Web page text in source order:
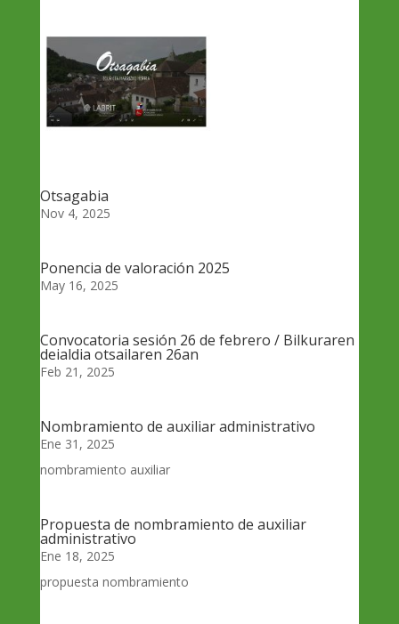
Otsagabia
Nov 4, 2025
Ponencia de valoración 2025
May 16, 2025
Convocatoria sesión 26 de febrero / Bilkuraren
deialdia otsailaren 26an
Feb 21, 2025
Nombramiento de auxiliar administrativo
Ene 31, 2025
nombramiento auxiliar
Propuesta de nombramiento de auxiliar
administrativo
Ene 18, 2025
propuesta nombramiento